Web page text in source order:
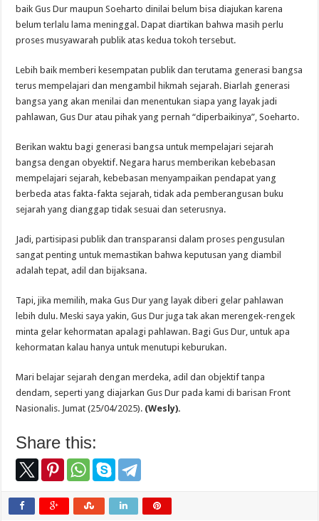
baik Gus Dur maupun Soeharto dinilai belum bisa diajukan karena
belum terlalu lama meninggal. Dapat diartikan bahwa masih perlu
proses musyawarah publik atas kedua tokoh tersebut.
Lebih baik memberi kesempatan publik dan terutama generasi bangsa
terus mempelajari dan mengambil hikmah sejarah. Biarlah generasi
bangsa yang akan menilai dan menentukan siapa yang layak jadi
pahlawan, Gus Dur atau pihak yang pernah “diperbaikinya”, Soeharto.
Berikan waktu bagi generasi bangsa untuk mempelajari sejarah
bangsa dengan obyektif. Negara harus memberikan kebebasan
mempelajari sejarah, kebebasan menyampaikan pendapat yang
berbeda atas fakta-fakta sejarah, tidak ada pemberangusan buku
sejarah yang dianggap tidak sesuai dan seterusnya.
Jadi, partisipasi publik dan transparansi dalam proses pengusulan
sangat penting untuk memastikan bahwa keputusan yang diambil
adalah tepat, adil dan bijaksana.
Tapi, jika memilih, maka Gus Dur yang layak diberi gelar pahlawan
lebih dulu. Meski saya yakin, Gus Dur juga tak akan merengek-rengek
minta gelar kehormatan apalagi pahlawan. Bagi Gus Dur, untuk apa
kehormatan kalau hanya untuk menutupi keburukan.
Mari belajar sejarah dengan merdeka, adil dan objektif tanpa
dendam, seperti yang diajarkan Gus Dur pada kami di barisan Front
Nasionalis. Jumat (25/04/2025). (Wesly).
Share this: